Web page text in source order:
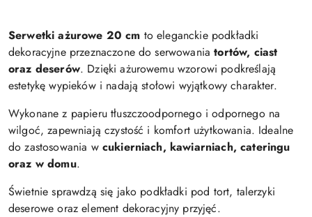
Serwetki ażurowe 20 cm to eleganckie podkładki
dekoracyjne przeznaczone do serwowaniatortów, ciast
oraz deserów. Dzięki ażurowemu wzorowi podkreślają
estetykę wypieków i nadają stołowi wyjątkowy charakter.
Wykonane z papieru tłuszczoodpornego i odpornego na
wilgoć, zapewniają czystość i komfort użytkowania. Idealne
do zastosowania w cukierniach, kawiarniach, cateringu
oraz w domu.
Świetnie sprawdzą się jako podkładki pod tort, talerzyki
deserowe oraz element dekoracyjny przyjęć.